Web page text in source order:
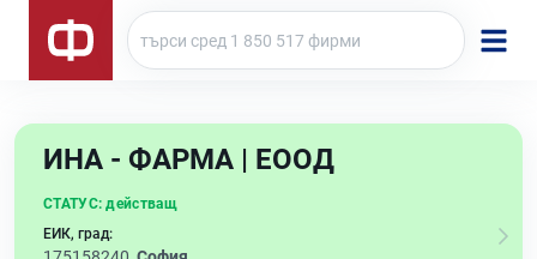
ИНА - ФАРМА | ЕООД
СТАТУС: действащ
ЕИК, град: